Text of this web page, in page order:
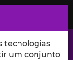
tecnologias
um conjunto